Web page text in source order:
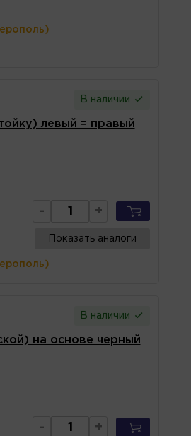
В наличии
левый = правый
- +
Показать аналоги
В наличии
на основе черный
- +